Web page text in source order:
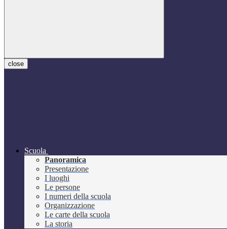
close
Scuola
Panoramica
Presentazione
I luoghi
Le persone
I numeri della scuola
Organizzazione
Le carte della scuola
La storia